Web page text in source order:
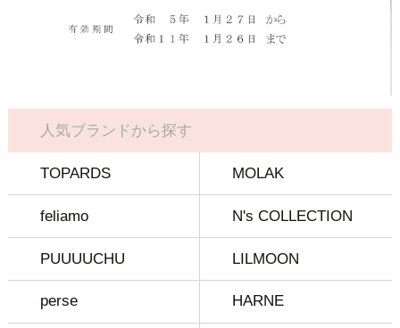
人気ブランドから探す
TOPARDS MOLAK
feliamo N's COLLECTION
PUUUUCHU LILMOON
perse HARNE